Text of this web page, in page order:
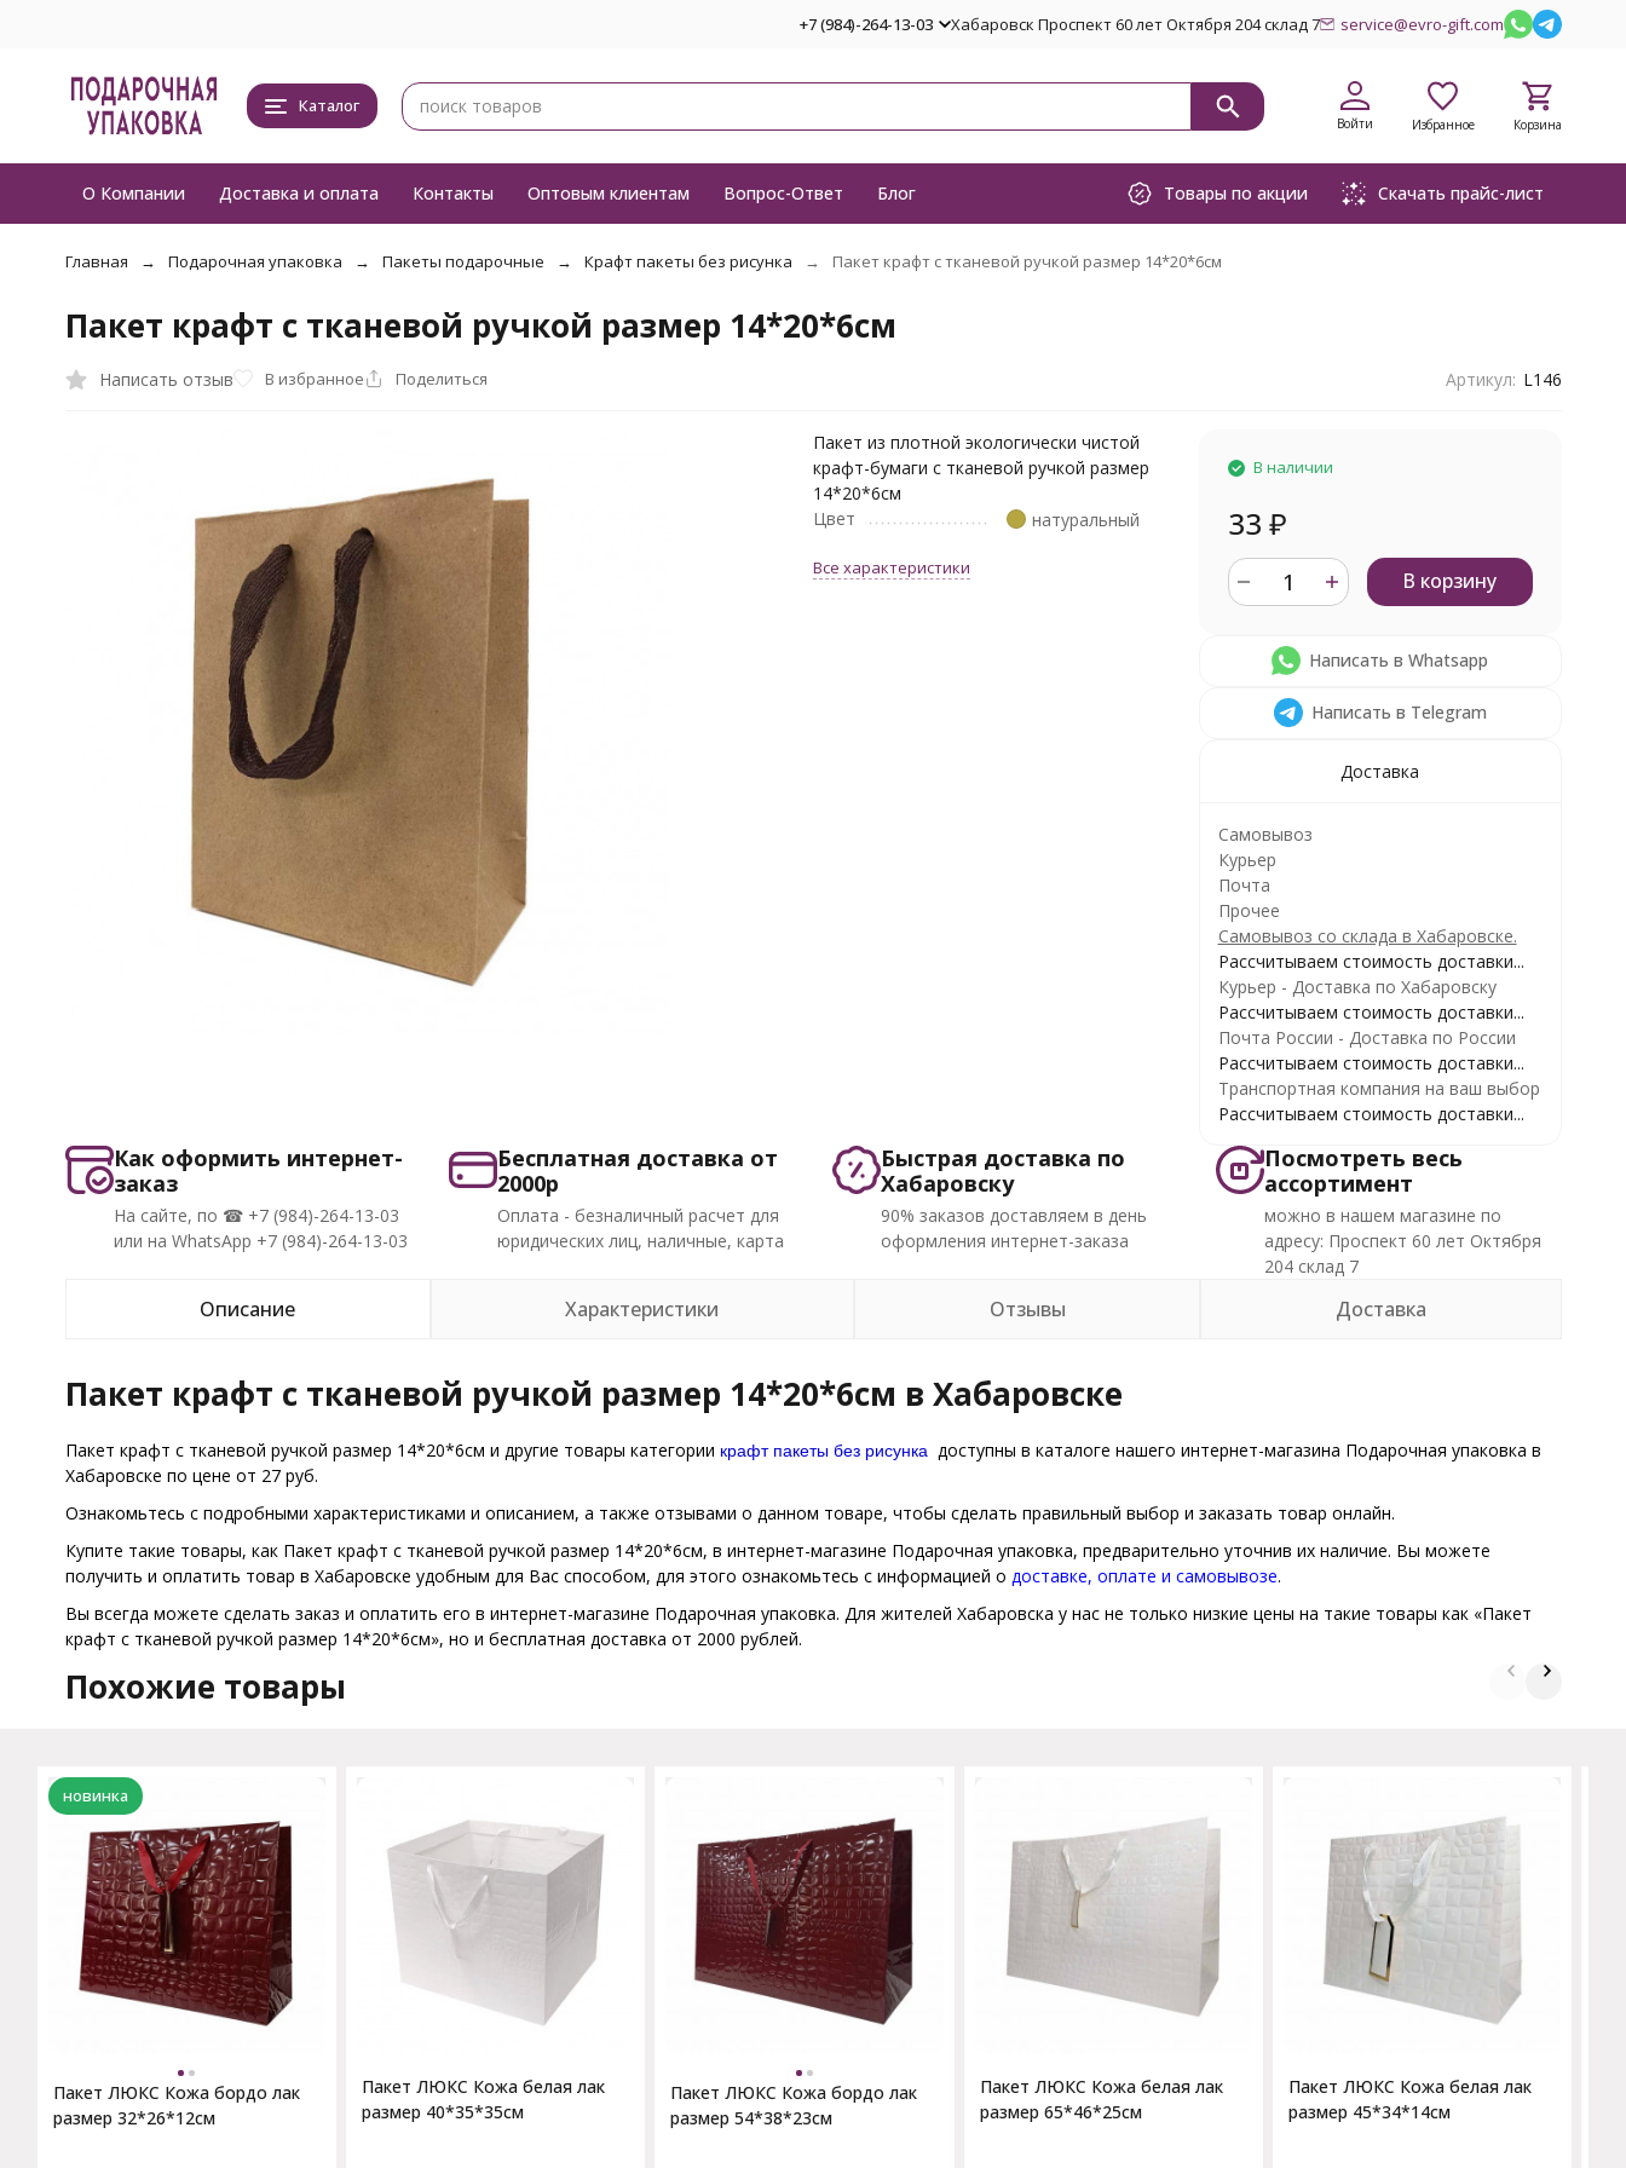
+7 (984)-264-13-03 Хабаровск Проспект 60 лет Октября 204 склад 7 service@evro-gift.com
Каталог
Войти Избранное Корзина
О Компании Доставка и оплата Контакты Оптовым клиентам Вопрос-Ответ Блог Товары по акции Скачать прайс-лист
Главная Подарочная упаковка Пакеты подарочные Крафт пакеты без рисунка Пакет крафт с тканевой ручкой размер 14*20*6см
Пакет крафт с тканевой ручкой размер 14*20*6см
Написать отзыв В избранное Поделиться Артикул: L146
Пакет из плотной экологически чистой
крафт-бумаги с тканевой ручкой размер
14*20*6см
Цвет
натуральный
Все характеристики
В наличии
33 ₽
В корзину
Написать в Whatsapp
Написать в Telegram
Доставка
Самовывоз
Курьер
Почта
Прочее
Самовывоз со склада в Хабаровске.
Рассчитываем стоимость доставки...
Курьер - Доставка по Хабаровску
Рассчитываем стоимость доставки...
Почта России - Доставка по России
Рассчитываем стоимость доставки...
Транспортная компания на ваш выбор
Рассчитываем стоимость доставки...
Как оформить интернет-
заказ
На сайте, по ☎ +7 (984)-264-13-03
или на WhatsApp +7 (984)-264-13-03
Бесплатная доставка от
2000р
Оплата - безналичный расчет для
юридических лиц, наличные, карта
Быстрая доставка по
Хабаровску
90% заказов доставляем в день
оформления интернет-заказа
Посмотреть весь
ассортимент
можно в нашем магазине по
адресу: Проспект 60 лет Октября
204 склад 7
Описание Характеристики Отзывы Доставка
Пакет крафт с тканевой ручкой размер 14*20*6см в Хабаровске
Пакет крафт с тканевой ручкой размер 14*20*6см и другие товары категории крафт пакеты без рисункадоступны в каталоге нашего интернет-магазина Подарочная упаковка в
Хабаровске по цене от 27 руб.
Ознакомьтесь с подробными характеристиками и описанием, а также отзывами о данном товаре, чтобы сделать правильный выбор и заказать товар онлайн.
Купите такие товары, как Пакет крафт с тканевой ручкой размер 14*20*6см, в интернет-магазине Подарочная упаковка, предварительно уточнив их наличие. Вы можете
получить и оплатить товар в Хабаровске удобным для Вас способом, для этого ознакомьтесь с информацией о доставке, оплате и самовывозе.
Вы всегда можете сделать заказ и оплатить его в интернет-магазине Подарочная упаковка. Для жителей Хабаровска у нас не только низкие цены на такие товары как «Пакет
крафт с тканевой ручкой размер 14*20*6см», но и бесплатная доставка от 2000 рублей.
Похожие товары
новинка
Пакет ЛЮКС Кожа бордо лак
размер 32*26*12см
Пакет ЛЮКС Кожа белая лак
размер 40*35*35см
Пакет ЛЮКС Кожа бордо лак
размер 54*38*23см
Пакет ЛЮКС Кожа белая лак
размер 65*46*25см
Пакет ЛЮКС Кожа белая лак
размер 45*34*14см